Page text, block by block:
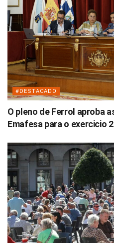
#DESTACADO
O pleno de Ferrol aproba
Emafesa para o exercicio